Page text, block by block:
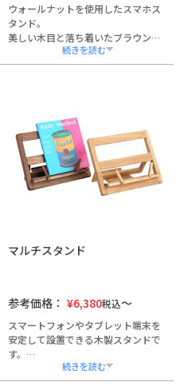
ウォールナットを使用したスマホス
タンド。
美しい木目と落ち着いたブラウンカ
ラーが、デスクに上質な雰囲気を添
えます。
マルチスタンド
参考価格： ¥6,380税込
スマートフォンやタブレット端末を
安定して設置できる木製スタンドで
す。
キッチンにおけるレシピ閲覧時はも
ちろん、業務用端末の設置や店舗で